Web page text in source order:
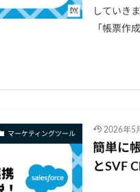
していき
「帳票作
マーケティングツール 2026年5
簡単に
とSVF